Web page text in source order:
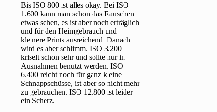
Bis ISO 800 ist alles okay. Bei ISO
1.600 kann man schon das Rauschen
etwas sehen, es ist aber noch erträglich
und für den Heimgebrauch und
kleinere Prints ausreichend. Danach
wird es aber schlimm. ISO 3.200
kriselt schon sehr und sollte nur in
Ausnahmen benutzt werden. ISO
6.400 reicht noch für ganz kleine
Schnappschüsse, ist aber so nicht mehr
zu gebrauchen. ISO 12.800 ist leider
ein Scherz.